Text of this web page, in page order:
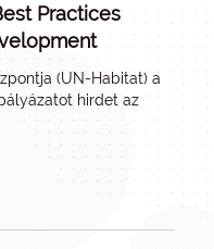
Practices
(UN-Habitat) a
hirdet az